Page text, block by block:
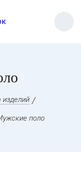
изделий
поло